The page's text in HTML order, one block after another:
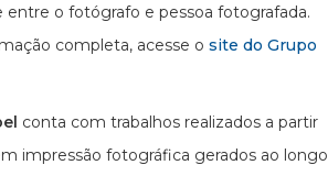
o fotógrafo e pessoa fotografada.
completa, acesse o site do Grupo
conta com trabalhos realizados a partir
impressão fotográfica gerados ao longo